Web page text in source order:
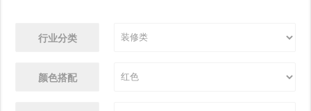
行业分类
颜色搭配